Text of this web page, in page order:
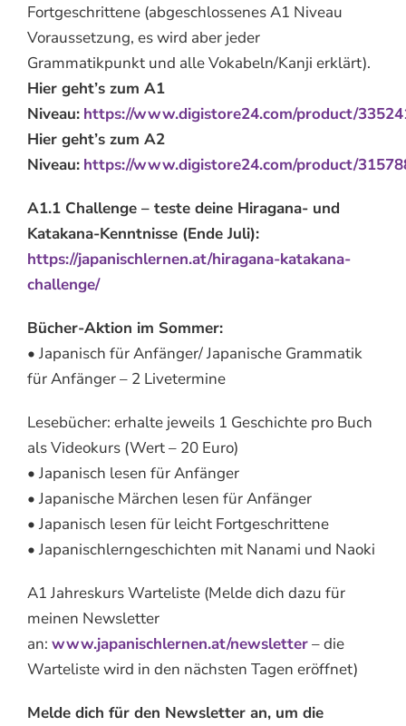
Fortgeschrittene (abgeschlossenes A1 Niveau
Voraussetzung, es wird aber jeder
Grammatikpunkt und alle Vokabeln/Kanji erklärt).
Hier geht’s zum A1
Niveau: https://www.digistore24.com/product/
Hier geht’s zum A2
Niveau: https://www.digistore24.com/product/
A1.1 Challenge – teste deine Hiragana- und
Katakana-Kenntnisse (Ende Juli):
https://japanischlernen.at/hiragana-katakana-
challenge/
Bücher-Aktion im Sommer:
• Japanisch für Anfänger/ Japanische Grammatik
für Anfänger – 2 Livetermine
Lesebücher: erhalte jeweils 1 Geschichte pro Buch
als Videokurs (Wert – 20 Euro)
• Japanisch lesen für Anfänger
• Japanische Märchen lesen für Anfänger
• Japanisch lesen für leicht Fortgeschrittene
• Japanischlerngeschichten mit Nanami und Naoki
A1 Jahreskurs Warteliste (Melde dich dazu für
meinen Newsletter
an: www.japanischlernen.at/newsletter– die
Warteliste wird in den nächsten Tagen eröffnet)
Melde dich für den Newsletter an, um die